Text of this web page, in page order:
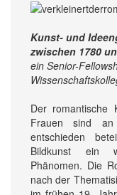
Kunst- und
zwischen 1780
ein Senior-
Der
Frauen sind an
entschieden
Bildkunst ein
Phänomen. Die
nach der